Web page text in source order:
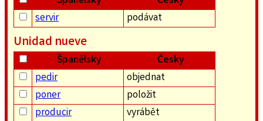
servir
podávat
Unidad nueve
Španělsky
Česky
pedir
objednat
poner
položit
producir
vyrábět